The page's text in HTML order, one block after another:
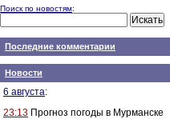
Поиск по новостям:
Последние комментарии
Новости
6 августа:
23:13 Прогноз погоды в Мурманске